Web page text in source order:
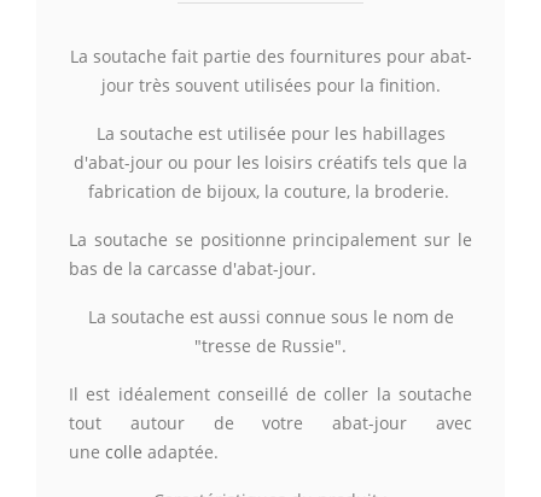
La soutache fait partie des fournitures pour abat-
jour très souvent utilisées pour la finition.
La soutache est utilisée pour les habillages
d'abat-jour ou pour les loisirs créatifs tels que la
fabrication de bijoux, la couture, la broderie.
La soutache se positionne principalement sur le
bas de la carcasse d'abat-jour.
La soutache est aussi connue sous le nom de
"tresse de Russie".
Il est idéalement conseillé de coller la soutache
tout autour de votre abat-jour avec
une colle adaptée.